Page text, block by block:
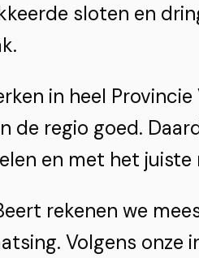
sloten en
in heel
de regio goed.
en met het
rekenen we
Volgens onze